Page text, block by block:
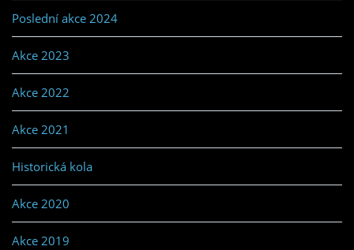
Poslední akce 2024
Akce 2023
Akce 2022
Akce 2021
Historická kola
Akce 2020
Akce 2019